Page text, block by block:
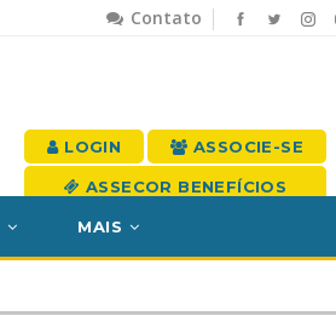
Contato
LOGIN ASSOCIE-SE
ASSECOR BENEFÍCIOS
MAIS